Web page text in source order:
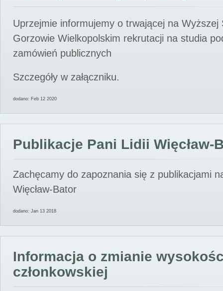
Uprzejmie informujemy o trwającej na Wyższej
Gorzowie Wielkopolskim rekrutacji na studia
zamówień publicznych
Szczegóły w załączniku.
dodano: Feb 12 2020
Publikacje Pani Lidii Więcław-
Zachęcamy do zapoznania się z publikacjami
Więcław-Bator
dodano: Jan 13 2018
Informacja o zmianie
członkowskiej